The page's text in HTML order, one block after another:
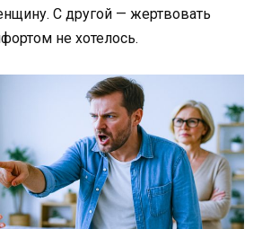
С другой — жертвовать
не хотелось.